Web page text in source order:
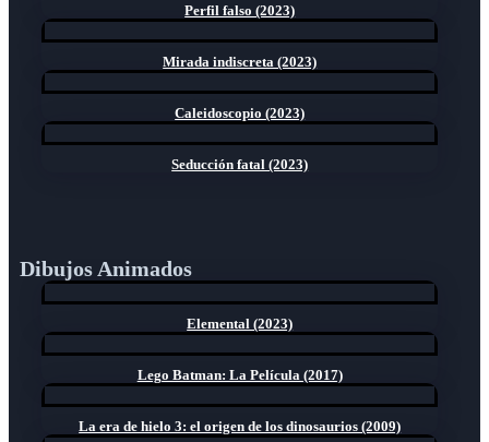
Perfil falso (2023)
Mirada indiscreta (2023)
Caleidoscopio (2023)
Seducción fatal (2023)
Dibujos Animados
Elemental (2023)
Lego Batman: La Película (2017)
La era de hielo 3: el origen de los dinosaurios (2009)